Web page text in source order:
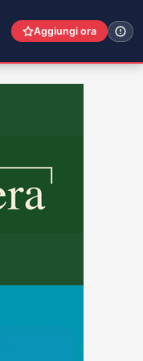
Aggiungi ora